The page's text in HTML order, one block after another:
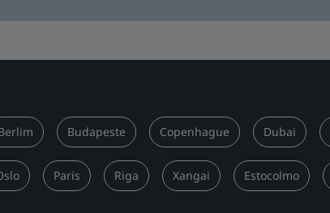
Budapeste Copenhague Dubai
Paris Riga Xangai Estocolmo